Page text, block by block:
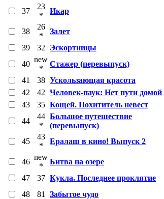
37
23
*
Икар
38
26
*
Залет
39
32 Эскортницы
40
new
*
Стажер (перевыпуск)
41
38 Ускользающая красота
42
42 Человек-паук: Нет пути домой
43
35 Кощей. Похититель невест
44
44
*
Большое путешествие
(перевыпуск)
45
43
*
Ералаш в кино! Выпуск 2
46
new
*
Битва на озере
47
37 Кукла. Последнее проклятие
48
81 Забытое чудо